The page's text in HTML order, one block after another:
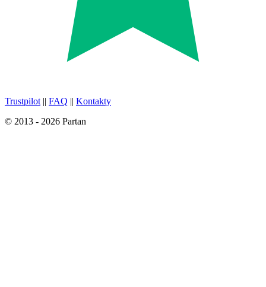
Trustpilot || FAQ || Kontakty
© 2013 - 2026 Partan